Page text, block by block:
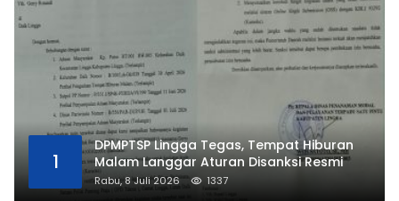
1
DPMPTSP Lingga Tegas, Tempat Hiburan
Malam Langgar Aturan Disanksi Resmi
Rabu, 8 Juli 2026 1337